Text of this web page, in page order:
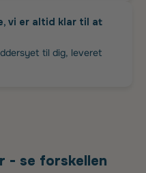
vi er altid klar til at
til dig, leveret
- se forskellen